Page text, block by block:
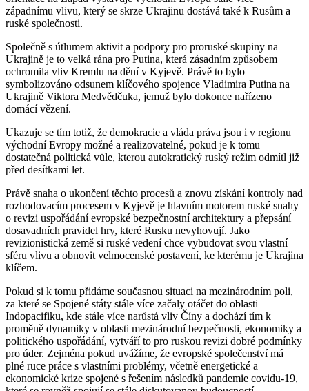
západnímu vlivu, který se skrze Ukrajinu dostává také k Rusům a
ruské společnosti.
Společně s útlumem aktivit a podpory pro proruské skupiny na
Ukrajině je to velká rána pro Putina, která zásadním způsobem
ochromila vliv Kremlu na dění v Kyjevě. Právě to bylo
symbolizováno odsunem klíčového spojence Vladimira Putina na
Ukrajině Viktora Medvědčuka, jemuž bylo dokonce nařízeno
domácí vězení.
Ukazuje se tím totiž, že demokracie a vláda práva jsou i v regionu
východní Evropy možné a realizovatelné, pokud je k tomu
dostatečná politická vůle, kterou autokratický ruský režim odmítl již
před desítkami let.
Právě snaha o ukončení těchto procesů a znovu získání kontroly nad
rozhodovacím procesem v Kyjevě je hlavním motorem ruské snahy
o revizi uspořádání evropské bezpečnostní architektury a přepsání
dosavadních pravidel hry, které Rusku nevyhovují. Jako
revizionistická země si ruské vedení chce vybudovat svou vlastní
sféru vlivu a obnovit velmocenské postavení, ke kterému je Ukrajina
klíčem.
Pokud si k tomu přidáme současnou situaci na mezinárodním poli,
za které se Spojené státy stále více začaly otáčet do oblasti
Indopacifiku, kde stále více narůstá vliv Číny a dochází tím k
proměně dynamiky v oblasti mezinárodní bezpečnosti, ekonomiky a
politického uspořádání, vytváří to pro ruskou revizi dobré podmínky
pro úder. Zejména pokud uvážíme, že evropské společenství má
plné ruce práce s vlastními problémy, včetně energetické a
ekonomické krize spojené s řešením následků pandemie covidu-19,